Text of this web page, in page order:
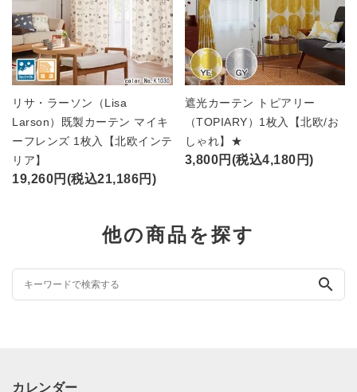
リサ・ラーソン（Lisa
Larson）既製カーテン マイキ
ーフレンズ 1枚入【北欧インテ
リア】
19,260円(税込21,186円)
遮光カーテン トピアリー
（TOPIARY）1枚入【北欧/お
しゃれ】★
3,800円(税込4,180円)
他の商品を探す
search
カレンダー